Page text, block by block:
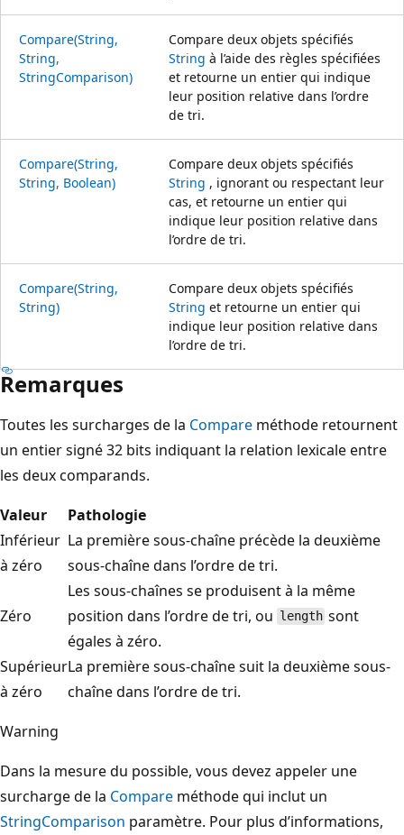
Compare(String,
String,
StringComparison)
Compare deux objets spécifiés
String à l’aide des règles spécifiées
et retourne un entier qui indique
leur position relative dans l’ordre
de tri.
Compare(String,
String, Boolean)
Compare deux objets spécifiés
String , ignorant ou respectant leur
cas, et retourne un entier qui
indique leur position relative dans
l’ordre de tri.
Compare(String,
String)
Compare deux objets spécifiés
String et retourne un entier qui
indique leur position relative dans
l’ordre de tri.
Remarques
Toutes les surcharges de la Compare méthode retournent
un entier signé 32 bits indiquant la relation lexicale entre
les deux comparands.
Valeur
Pathologie
Inférieur
à zéro
La première sous-chaîne précède la deuxième
sous-chaîne dans l’ordre de tri.
Zéro
Les sous-chaînes se produisent à la même
position dans l’ordre de tri, ou length sont
égales à zéro.
Supérieur
à zéro
La première sous-chaîne suit la deuxième sous-
chaîne dans l’ordre de tri.
Warning
Dans la mesure du possible, vous devez appeler une
surcharge de la Compare méthode qui inclut un
StringComparison paramètre. Pour plus d’informations,